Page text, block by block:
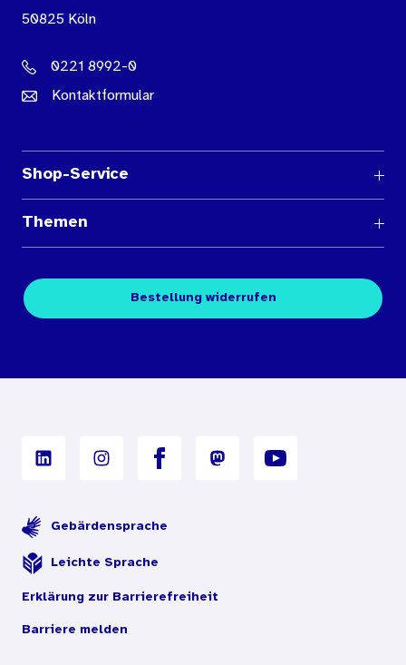
50825 Köln
0221 8992-0
Kontaktformular
Shop-Service
Medienübersichten
Kontakt
Themen
Fachpublikationen
Digitales Archiv
Bestellung widerrufen
Gebärdensprache
Leichte Sprache
Erklärung zur Barrierefreiheit
Barriere melden